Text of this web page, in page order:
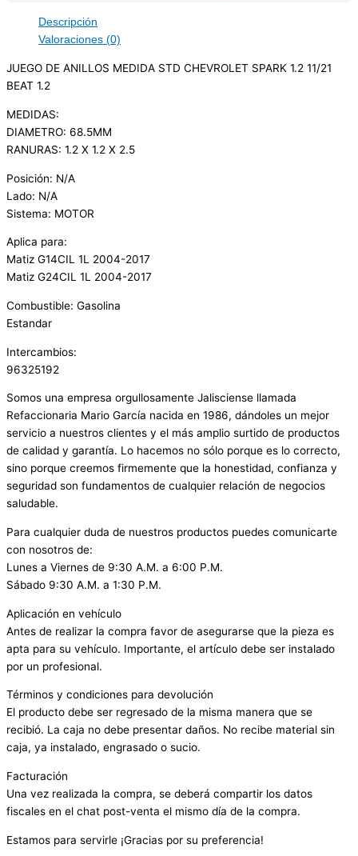
Descripción
Valoraciones (0)
JUEGO DE ANILLOS MEDIDA STD CHEVROLET SPARK 1.2 11/21
BEAT 1.2
MEDIDAS:
DIAMETRO: 68.5MM
RANURAS: 1.2 X 1.2 X 2.5
Posición: N/A
Lado: N/A
Sistema: MOTOR
Aplica para:
Matiz G14CIL 1L 2004-2017
Matiz G24CIL 1L 2004-2017
Combustible: Gasolina
Estandar
Intercambios:
96325192
Somos una empresa orgullosamente Jalisciense llamada
Refaccionaria Mario García nacida en 1986, dándoles un mejor
servicio a nuestros clientes y el más amplio surtido de productos
de calidad y garantía. Lo hacemos no sólo porque es lo correcto,
sino porque creemos firmemente que la honestidad, confianza y
seguridad son fundamentos de cualquier relación de negocios
saludable.
Para cualquier duda de nuestros productos puedes comunicarte
con nosotros de:
Lunes a Viernes de 9:30 A.M. a 6:00 P.M.
Sábado 9:30 A.M. a 1:30 P.M.
Aplicación en vehículo
Antes de realizar la compra favor de asegurarse que la pieza es
apta para su vehículo. Importante, el artículo debe ser instalado
por un profesional.
Términos y condiciones para devolución
El producto debe ser regresado de la misma manera que se
recibió. La caja no debe presentar daños. No recibe material sin
caja, ya instalado, engrasado o sucio.
Facturación
Una vez realizada la compra, se deberá compartir los datos
fiscales en el chat post-venta el mismo día de la compra.
Estamos para servirle ¡Gracias por su preferencia!